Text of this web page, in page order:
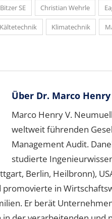
Bitzer SE Christian Wehrle
Kältetechnik Klimatechnik
Über Dr. Marco
Marco Henry V.
weltweit führenden
Management Audit.
studierte
Berlin, Heilbronn),
promovierte in
Er berät